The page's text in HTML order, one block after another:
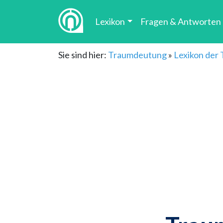
Lexikon Fragen & Antworten
Sie sind hier: Traumdeutung» Lexikon der